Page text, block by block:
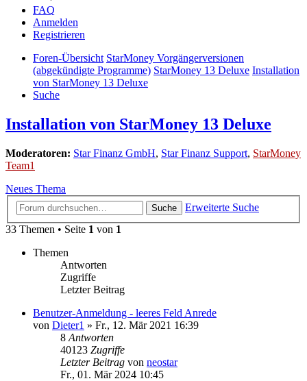
FAQ
Anmelden
Registrieren
Foren-Übersicht StarMoney Vorgängerversionen
(abgekündigte Programme) StarMoney 13 Deluxe Installation
von StarMoney 13 Deluxe
Suche
Installation von StarMoney 13 Deluxe
Moderatoren: Star Finanz GmbH, Star Finanz Support, StarMoney
Team1
Neues Thema
Suche
Erweiterte Suche
33 Themen • Seite 1 von 1
Themen
Antworten
Zugriffe
Letzter Beitrag
Benutzer-Anmeldung - leeres Feld Anrede
von Dieter1 » Fr., 12. Mär 2021 16:39
8 Antworten
40123 Zugriffe
Letzter Beitrag von neostar
Fr., 01. Mär 2024 10:45